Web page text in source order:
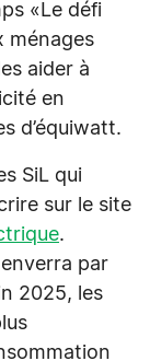
«Le défi
ménages
aider à
en
d’équiwatt.
SiL qui
sur le site
.
par
2025, les